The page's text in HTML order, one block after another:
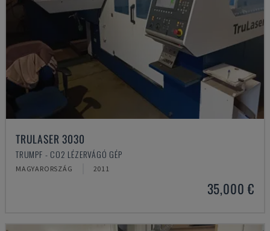
TRULASER 3030
TRUMPF - CO2 LÉZERVÁGÓ GÉP
MAGYARORSZÁG 2011
35,000 €